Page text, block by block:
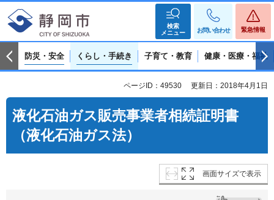
検索
メニュー
お問い合わせ 緊急情報
防災・安全 くらし・手続き 子育て・教育 健康・医療・福祉
ページID：49530 更新日：2018年4月1日
液化石油ガス販売事業者相続証明書
（液化石油ガス法）
画面サイズで表示